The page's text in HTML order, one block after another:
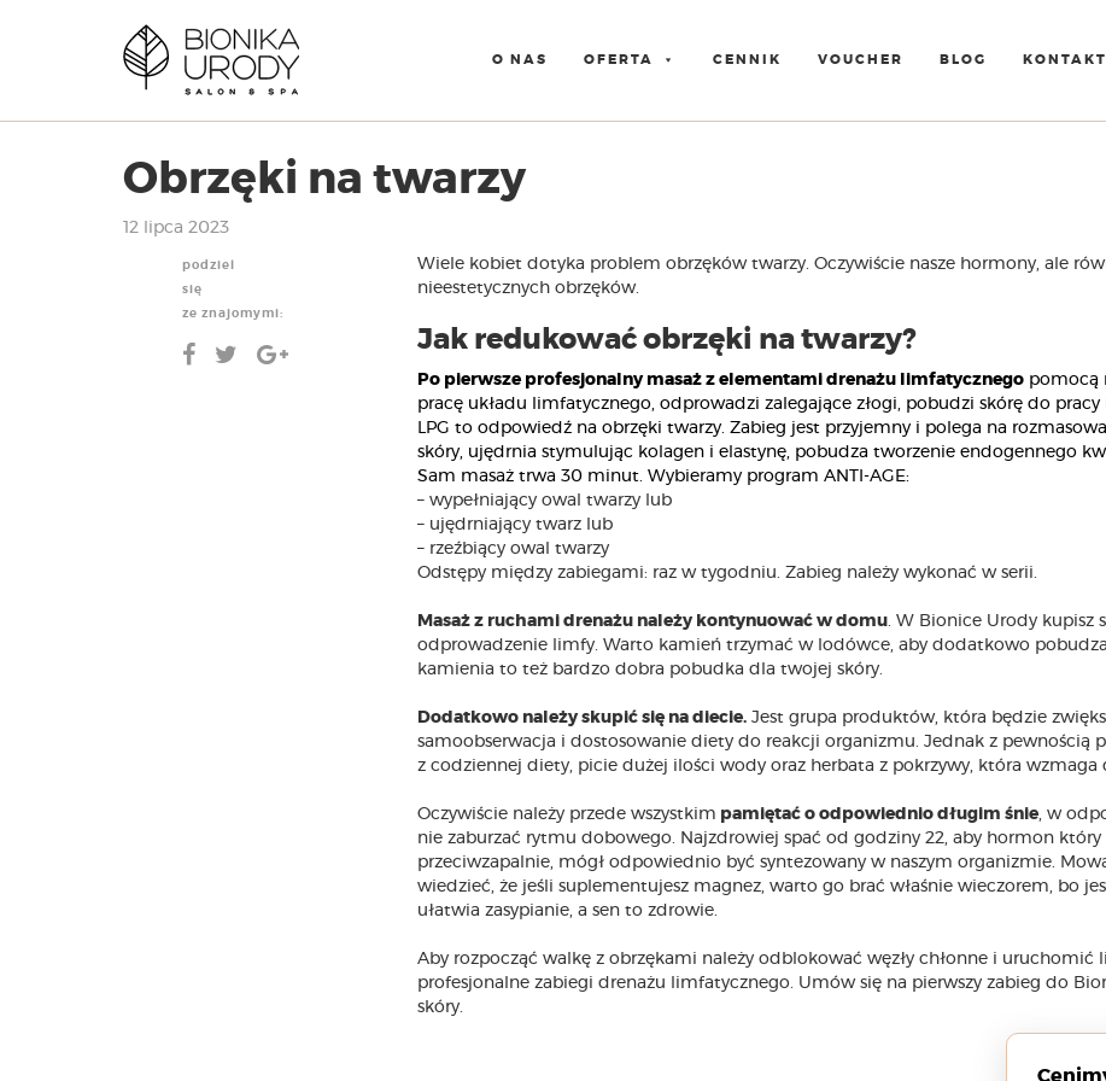
O NAS OFERTA CENNIK VOUCHER BLOG KONTAKT
Obrzęki na twarzy
12 lipca 2023
Wiele kobiet dotyka problem obrzęków twarzy. Oczywiście nasze hormony, ale
nieestetycznych obrzęków.
Jak redukować obrzęki na twarzy?
Po pierwsze profesjonalny masaż z elementami drenażu limfatycznegopomocą
pracę układu limfatycznego, odprowadzi zalegające złogi, pobudzi skórę do
LPG to odpowiedź na obrzęki twarzy. Zabieg jest przyjemny i polega na
skóry, ujędrnia stymulując kolagen i elastynę, pobudza tworzenie endogennego
Sam masaż trwa 30 minut. Wybieramy program ANTI-AGE:
– wypełniający owal twarzy lub
– ujędrniający twarz lub
– rzeźbiący owal twarzy
Odstępy między zabiegami: raz w tygodniu. Zabieg należy wykonać w serii.
Masaż z ruchami drenażu należy kontynuować w domu. W Bionice Urody kupisz
odprowadzenie limfy. Warto kamień trzymać w lodówce, aby dodatkowo
kamienia to też bardzo dobra pobudka dla twojej skóry.
Dodatkowo należy skupić się na diecie.Jest grupa produktów, która będzie
samoobserwacja i dostosowanie diety do reakcji organizmu. Jednak z pewnością
z codziennej diety, picie dużej ilości wody oraz herbata z pokrzywy, która wzmaga
Oczywiście należy przede wszystkim pamiętać o odpowiednio długim śnie, w
nie zaburzać rytmu dobowego. Najzdrowiej spać od godziny 22, aby hormon który
przeciwzapalnie, mógł odpowiednio być syntezowany w naszym organizmie.
wiedzieć, że jeśli suplementujesz magnez, warto go brać właśnie wieczorem, bo
ułatwia zasypianie, a sen to zdrowie.
Aby rozpocząć walkę z obrzękami należy odblokować węzły chłonne i uruchomić
profesjonalne zabiegi drenażu limfatycznego. Umów się na pierwszy zabieg do
skóry.
podziel
się
ze znajomymi: